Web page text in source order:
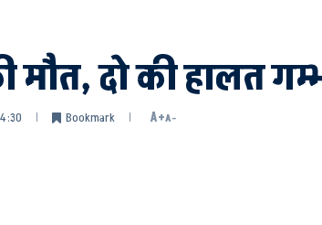
मौत, दो की हालत
Bookmark A+A-